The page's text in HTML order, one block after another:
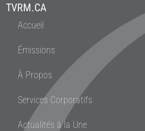
TVRM.CA
Accueil
Émissions
À Propos
Services Corporatifs
Actualités à la Une